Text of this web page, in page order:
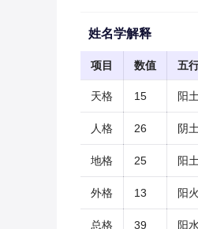
姓名学解释
项目 数值 五
天格 15 阳
人格 26 阴
地格 25 阳
外格 13 阳火
总格 39 阳